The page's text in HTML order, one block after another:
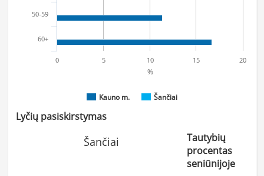
%
Kauno m. Šančiai
50-59
60+
0 5 10 15 20
Lyčių pasiskirstymas
Šančiai
Tautybių
procentas
seniūnijoje